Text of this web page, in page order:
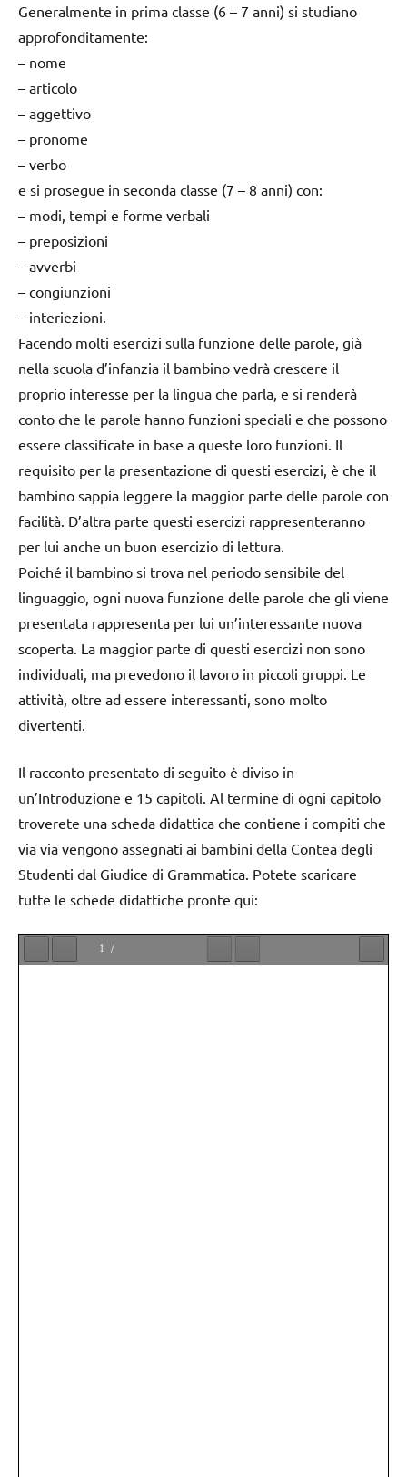
Generalmente in prima classe (6 – 7 anni) si studiano
approfonditamente:
– nome
– articolo
– aggettivo
– pronome
– verbo
e si prosegue in seconda classe (7 – 8 anni) con:
– modi, tempi e forme verbali
– preposizioni
– avverbi
– congiunzioni
– interiezioni.
Facendo molti esercizi sulla funzione delle parole, già
nella scuola d’infanzia il bambino vedrà crescere il
proprio interesse per la lingua che parla, e si renderà
conto che le parole hanno funzioni speciali e che possono
essere classificate in base a queste loro funzioni. Il
requisito per la presentazione di questi esercizi, è che il
bambino sappia leggere la maggior parte delle parole con
facilità. D’altra parte questi esercizi rappresenteranno
per lui anche un buon esercizio di lettura.
Poiché il bambino si trova nel periodo sensibile del
linguaggio, ogni nuova funzione delle parole che gli viene
presentata rappresenta per lui un’interessante nuova
scoperta. La maggior parte di questi esercizi non sono
individuali, ma prevedono il lavoro in piccoli gruppi. Le
attività, oltre ad essere interessanti, sono molto
divertenti.
Il racconto presentato di seguito è diviso in
un’Introduzione e 15 capitoli. Al termine di ogni capitolo
troverete una scheda didattica che contiene i compiti che
via via vengono assegnati ai bambini della Contea degli
Studenti dal Giudice di Grammatica. Potete scaricare
tutte le schede didattiche pronte qui: